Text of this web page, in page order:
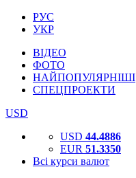
РУС
УКР
ВІДЕО
ФОТО
НАЙПОПУЛЯРНІШІ
СПЕЦПРОЕКТИ
USD
USD 44.4886
EUR 51.3350
Всі курси валют